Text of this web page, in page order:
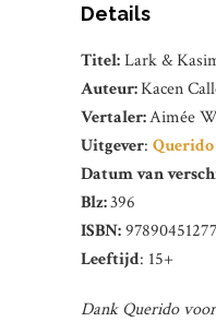
Details
Titel:Lark &
Auteur:Kacen
Vertaler:Aimée
Uitgever:
Datum van
Blz:396
ISBN:
Leeftijd: 15+
Dank Querido